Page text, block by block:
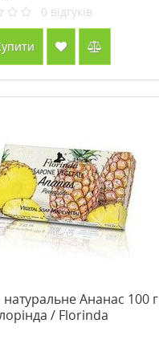
0 відгуків
Ананас 100 г
/ Florinda